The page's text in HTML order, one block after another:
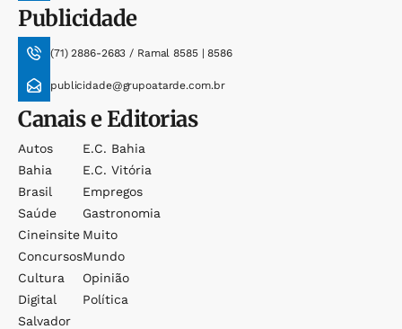
Publicidade
(71) 2886-2683 / Ramal 8585 | 8586
publicidade@grupoatarde.com.br
Canais e Editorias
Autos
Bahia
Brasil
Saúde
Cineinsite
Concursos
Cultura
Digital
Salvador
E.c. Bahia
E.c. Vitória
Empregos
Gastronomia
Muito
Mundo
Opinião
Política